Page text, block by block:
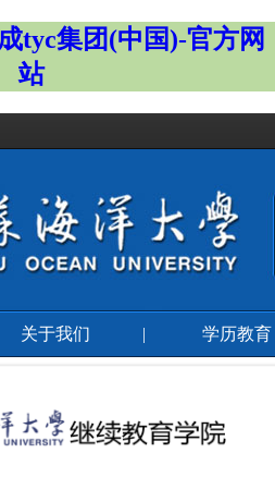
tyc集团(中国)-官方网
站
关于我们 | 学历教育